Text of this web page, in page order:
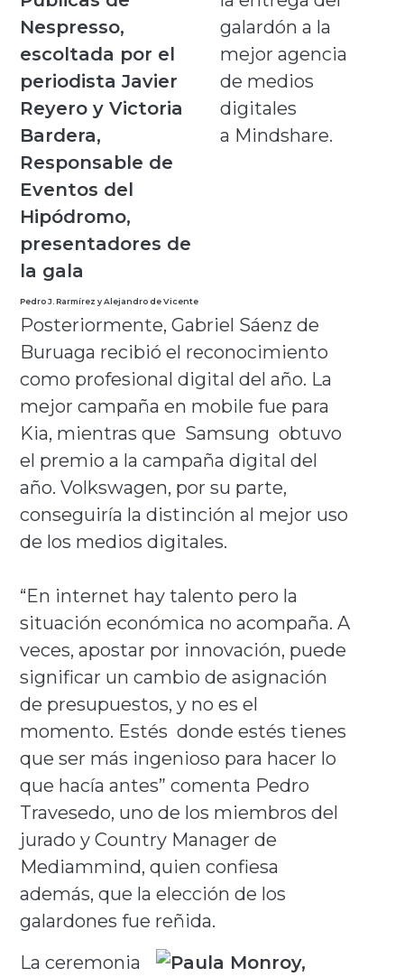
Pedro J. Rarmírez y Alejandro de Vicente
galardón a la
mejor agencia
de medios
digitales
a Mindshare.
Posteriormente, Gabriel Sáenz de
Buruaga recibió el reconocimiento
como profesional digital del año. La
mejor campaña en mobile fue para
Kia, mientras que Samsung obtuvo
el premio a la campaña digital del
año. Volkswagen, por su parte,
conseguiría la distinción al mejor uso
de los medios digitales.
“En internet hay talento pero la
situación económica no acompaña. A
veces, apostar por innovación, puede
significar un cambio de asignación
de presupuestos, y no es el
momento. Estés donde estés tienes
que ser más ingenioso para hacer lo
que hacía antes” comenta Pedro
Travesedo, uno de los miembros del
jurado y Country Manager de
Mediammind, quien confiesa
además, que la elección de los
galardones fue reñida.
La ceremonia